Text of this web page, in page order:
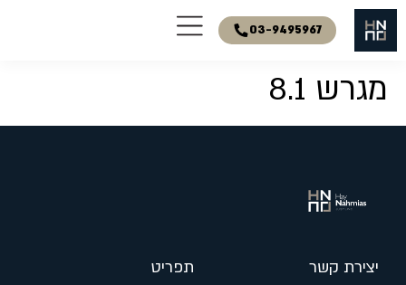
03-9495967
מגרש 8.1
יצירת קשר תפריט